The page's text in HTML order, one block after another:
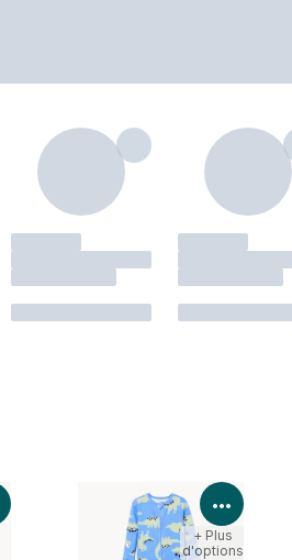
Voir les détails du produit Voir
+ Plus
d'options